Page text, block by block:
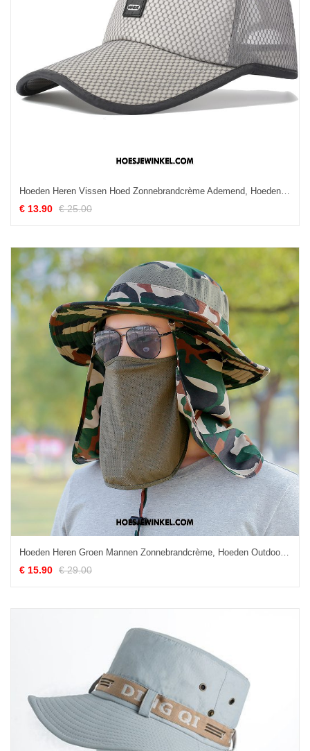
Hoeden Heren Vissen Hoed Zonnebrandcrème Ademend, Hoeden Zomer Petten
€ 13.90 € 25.00
Hoeden Heren Groen Mannen Zonnebrandcrème, Hoeden Outdoor Maskers
€ 15.90 € 29.00